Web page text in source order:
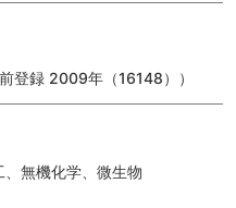
録 2009年（16148））
無機化学、微生物